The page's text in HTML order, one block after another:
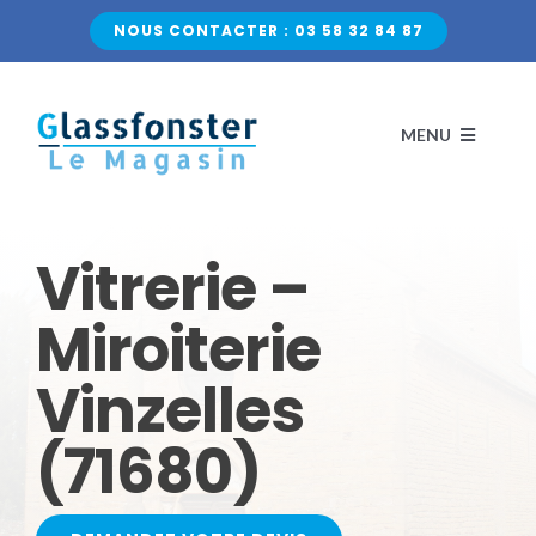
NOUS CONTACTER : 03 58 32 84 87
MENU
NOS VITRAGES
VERRE CLASSIQUE
VERRE DÉCORATIF
QUI SOMMES-NOUS ?
CONTACTEZ-NOUS
Vitrerie –
Miroiterie
Vinzelles
(71680)